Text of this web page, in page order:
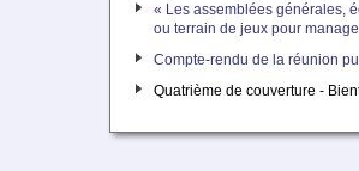
« Les assemblées générales,
ou terrain de jeux pour
Compte-rendu de la réunion
Quatrième de couverture -